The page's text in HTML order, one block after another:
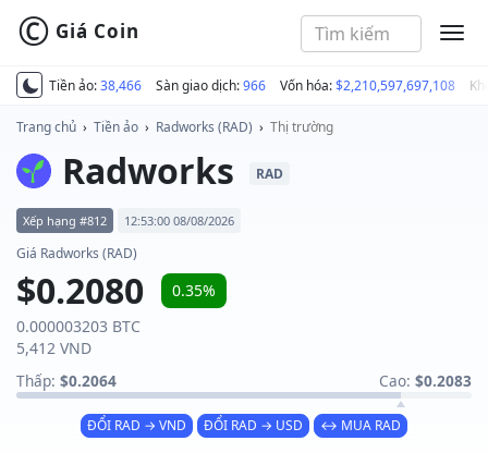
Tiền ảo:38,466 Sàn giao dịch:966 Vốn hóa:$2,210,597,697,108
© Giá Coin
Trang chủ › Tiền ảo › Radworks (RAD) › Thị trường
Radworks RAD
Xếp hạng #812 12:53:00 08/08/2026
Giá Radworks (RAD)
$0.2080
0.35%
0.000003203 BTC
5,412 VND
Thấp: $0.2064 Cao: $0.2083
ĐỔI RAD → VND ĐỔI RAD → USD ↔ MUA RAD